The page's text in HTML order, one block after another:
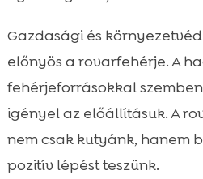
Gazdasági és
előnyös a rovarfehérje. A
fehérjeforrásokkal
igényel az előállításuk. A
nem csak kutyánk, hanem
pozitív lépést teszünk.